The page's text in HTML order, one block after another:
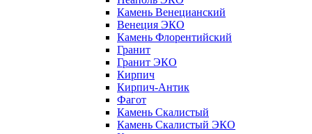
Камень Венецианский
Венеция ЭКО
Камень Флорентийский
Гранит
Гранит ЭКО
Кирпич
Кирпич-Антик
Фагот
Камень Скалистый
Камень Скалистый ЭКО